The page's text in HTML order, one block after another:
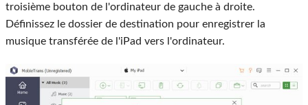
troisième bouton de l'ordinateur de gauche à droite.
Définissez le dossier de destination pour enregistrer la
musique transférée de l'iPad vers l'ordinateur.